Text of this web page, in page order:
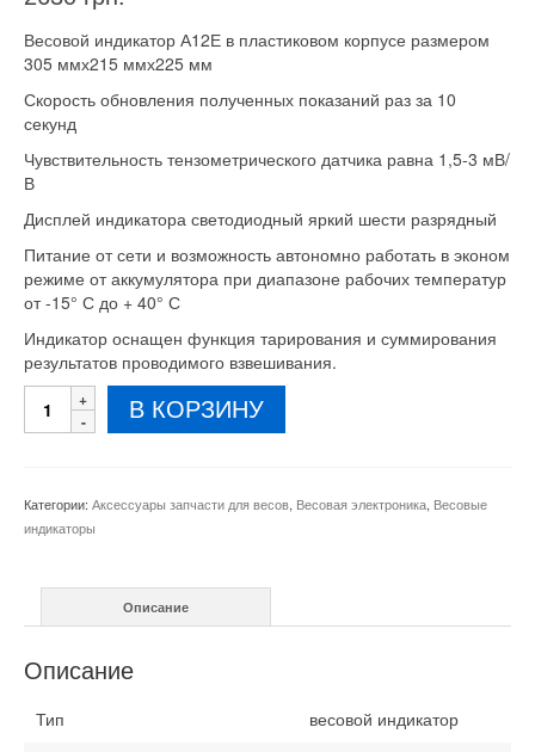
Весовой индикатор А12Е в пластиковом корпусе размером
305 ммх215 ммх225 мм
Скорость обновления полученных показаний раз за 10
секунд
Чувствительность тензометрического датчика равна 1,5-3 мВ/
В
Дисплей индикатора светодиодный яркий шести разрядный
Питание от сети и возможность автономно работать в эконом
режиме от аккумулятора при диапазоне рабочих температур
от -15° С до + 40° С
Индикатор оснащен функция тарирования и суммирования
результатов проводимого взвешивания.
Количество
товара
В КОРЗИНУ
Категории: Аксессуары запчасти для весов, Весовая электроника, Весовые
индикаторы
Описание
Описание
Тип
весовой индикатор